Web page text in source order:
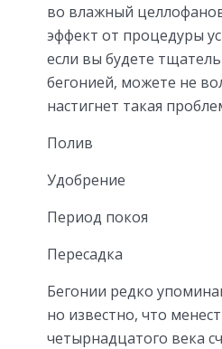
во влажный
эффект от процедуры
если вы будете
бегонией, можете не
настигнет такая
Полив
Удобрение
Период покоя
Пересадка
Бегонии редко
но известно, что
четырнадцатого века